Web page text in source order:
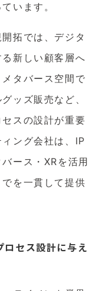
います。
拓では、デジタ
新しい顧客層へ
タバース空間で
ッズ販売など、
スの設計が重要
ング会社は、IP
ース・XRを活用
を一貫して提供
セス設計に与え